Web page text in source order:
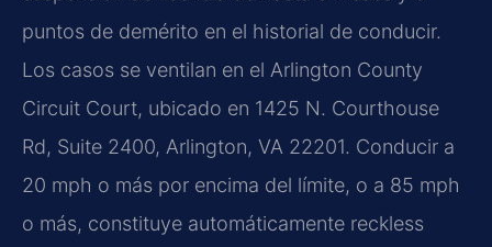
puntos de demérito en el historial de conducir.
Los casos se ventilan en el Arlington County
Circuit Court, ubicado en 1425 N. Courthouse
Rd, Suite 2400, Arlington, VA 22201. Conducir a
20 mph o más por encima del límite, o a 85 mph
o más, constituye automáticamente reckless